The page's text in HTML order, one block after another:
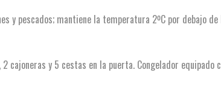
y pescados; mantiene la temperatura 2ºC por debajo
y 5 cestas en la puerta. Congelador equipado